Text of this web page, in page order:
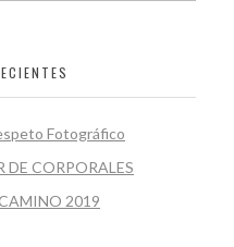
Fotográfico
CORPORALES
2019